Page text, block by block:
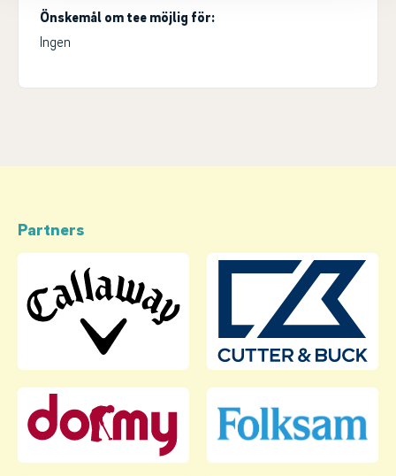
Önskemål om tee möjlig för:
Ingen
Partners